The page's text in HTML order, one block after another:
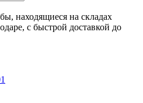
находящиеся на складах
с быстрой доставкой до